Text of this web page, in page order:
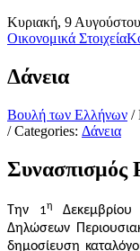
Κυριακή, 9
Οικονομικά Στοιχεία
Δάνεια
Βουλή των Ελλήνων /
/ Categories: Δάνεια
Συνασπισμός
Την 1η
Δηλώσεων
δημοσίευση